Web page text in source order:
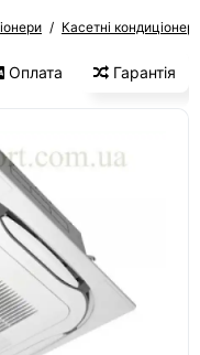
Касетні
Оплата Гарантія